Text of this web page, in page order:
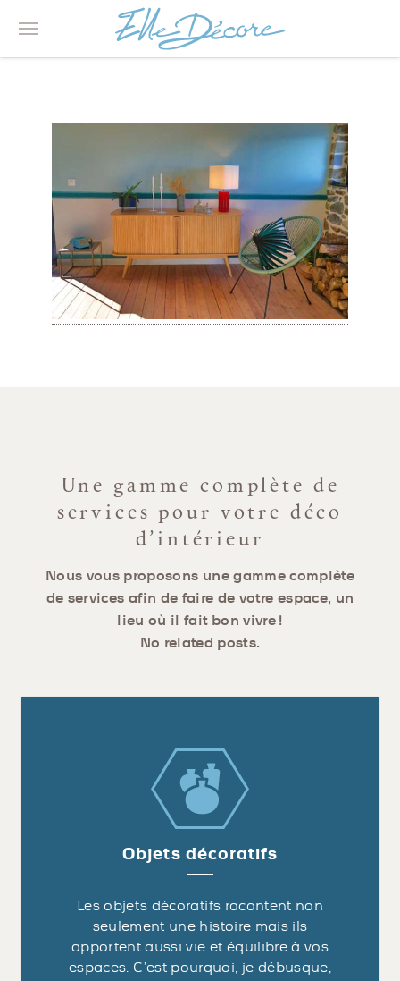
Une gamme complète de
services pour votre déco
d’intérieur
Nous vous proposons une gamme complète
de services afin de faire de votre espace, un
lieu où il fait bon vivre !
No related posts.
Objets décoratifs
Les objets décoratifs racontent non
seulement une histoire mais ils
apportent aussi vie et équilibre à vos
espaces. C’est pourquoi, je débusque,